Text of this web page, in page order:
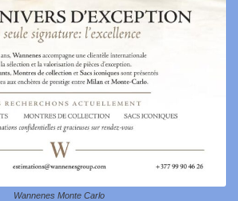
Wannenes Monte Carlo